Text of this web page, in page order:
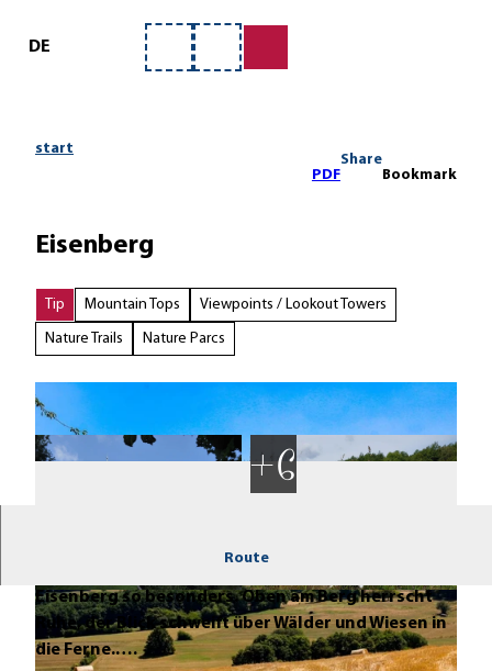
DE
Bookmark
Search
start
PDF
Share
Bookmark
Eisenberg
Tip Mountain Tops Viewpoints / Lookout Towers
Nature Trails Nature Parcs
E
s
© Rotkäppchenland, Heidrun Englisch |
CC-BY-SA
Route
Eisenberg so besonders. Oben am Berg herrscht
Ruhe, der Blick schweift über Wälder und Wiesen in
die Ferne.….